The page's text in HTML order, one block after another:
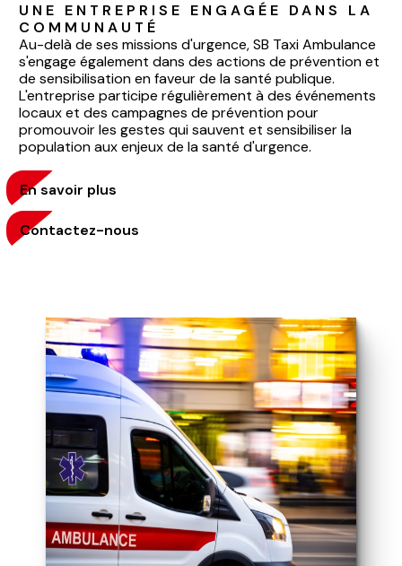
UNE ENTREPRISE ENGAGÉE DANS LA
COMMUNAUTÉ
Au-delà de ses missions d'urgence, SB Taxi Ambulance
s'engage également dans des actions de prévention et
de sensibilisation en faveur de la santé publique.
L'entreprise participe régulièrement à des événements
locaux et des campagnes de prévention pour
promouvoir les gestes qui sauvent et sensibiliser la
population aux enjeux de la santé d'urgence.
En savoir plus
Contactez-nous